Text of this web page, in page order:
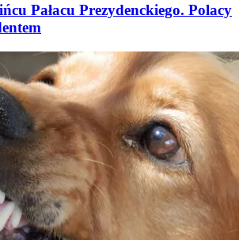
Pałacu Prezydenckiego. Polacy